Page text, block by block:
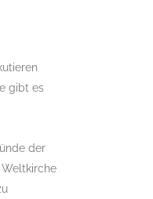
gibt es
der